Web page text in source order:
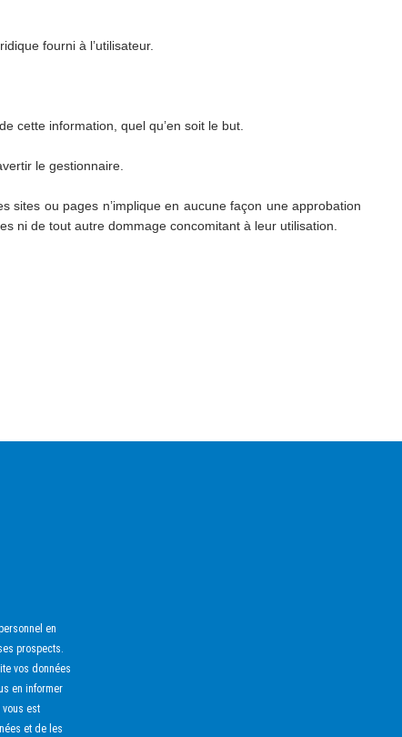
fourni à l’utilisateur.
cette information, quel qu’en soit le but.
le gestionnaire.
ou pages n’implique en aucune façon une approbation
ni de tout autre dommage concomitant à leur utilisation.
en
prospects.
vos données
en informer
vous est
et de les